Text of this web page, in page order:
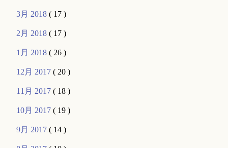
3月 2018( 17 )
2月 2018( 17 )
1月 2018( 26 )
12月 2017( 20 )
11月 2017( 18 )
10月 2017( 19 )
9月 2017( 14 )